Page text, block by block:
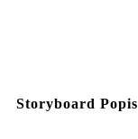
Storyboard Popis